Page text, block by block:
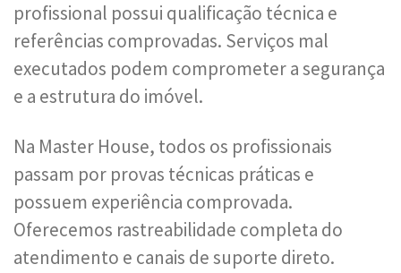
profissional possui qualificação técnica e
referências comprovadas. Serviços mal
executados podem comprometer a segurança
e a estrutura do imóvel.
Na Master House, todos os profissionais
passam por provas técnicas práticas e
possuem experiência comprovada.
Oferecemos rastreabilidade completa do
atendimento e canais de suporte direto.